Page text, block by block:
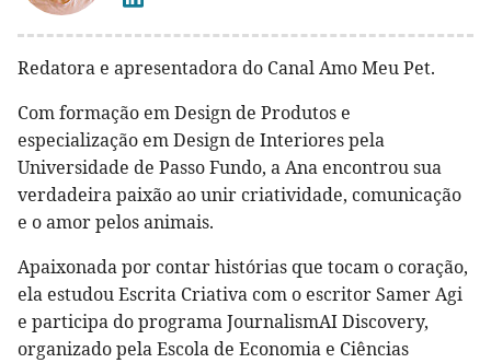
Redatora e apresentadora do Canal Amo Meu Pet.
Com formação em Design de Produtos e
especialização em Design de Interiores pela
Universidade de Passo Fundo, a Ana encontrou sua
verdadeira paixão ao unir criatividade, comunicação
e o amor pelos animais.
Apaixonada por contar histórias que tocam o coração,
ela estudou Escrita Criativa com o escritor Samer Agi
e participa do programa JournalismAI Discovery,
organizado pela Escola de Economia e Ciências